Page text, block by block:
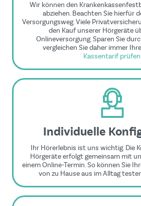
Wir können den
abziehen. Beachten Sie hierfür
Versorgungsweg. Viele
den Kauf unserer Hörgeräte
Onlineversorgung. Sparen Sie
vergleichen Sie daher immer
Kassentarif
Individuelle
Ihr Hörerlebnis ist uns wichtig. Die
Hörgeräte erfolgt gemeinsam mit
einem Online-Termin. So können Sie
von zu Hause aus im Alltag